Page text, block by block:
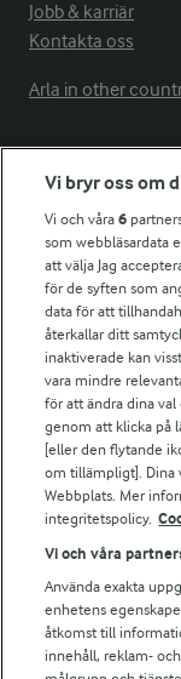
Jobb & karriär
Kontakta oss
Arla in other
Fler Arlasajter
För ägare
Arlas kundportal
Arla.com
Falbygdens Ost
Arla webbshop
Bildbank
Följ oss
Vi bryr oss om
Vi och våra6
som webbläsardata
att välja Jag
för de syften som
data för att
återkallar ditt
inaktiverade kan
vara mindre
för att ändra dina
genom att klicka på
[eller den flytande
om tillämpligt]. Dina
Webbplats. Mer
integritetspolicy.
Vi och våra
Använda exakta
enhetens
åtkomst till
innehåll, reklam-